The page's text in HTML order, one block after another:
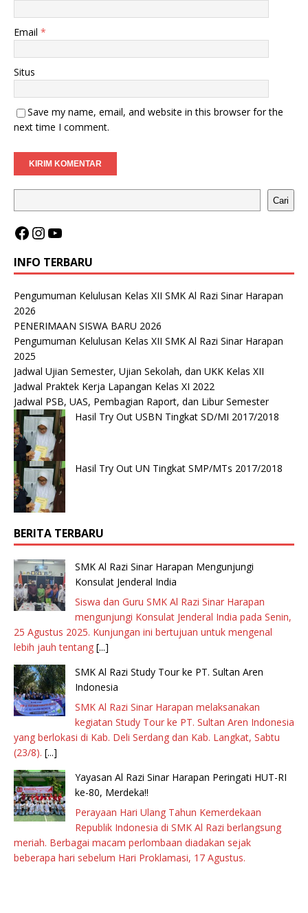
Email *
Situs
Save my name, email, and website in this browser for the
next time I comment.
Cari
INFO TERBARU
Pengumuman Kelulusan Kelas XII SMK Al Razi Sinar Harapan
2026
PENERIMAAN SISWA BARU 2026
Pengumuman Kelulusan Kelas XII SMK Al Razi Sinar Harapan
2025
Jadwal Ujian Semester, Ujian Sekolah, dan UKK Kelas XII
Jadwal Praktek Kerja Lapangan Kelas XI 2022
Jadwal PSB, UAS, Pembagian Raport, dan Libur Semester
Hasil Try Out USBN Tingkat SD/MI 2017/2018
Hasil Try Out UN Tingkat SMP/MTs 2017/2018
BERITA TERBARU
SMK Al Razi Sinar Harapan Mengunjungi
Konsulat Jenderal India
Siswa dan Guru SMK Al Razi Sinar Harapan
mengunjungi Konsulat Jenderal India pada Senin,
25 Agustus 2025. Kunjungan ini bertujuan untuk mengenal
lebih jauh tentang [...]
SMK Al Razi Study Tour ke PT. Sultan Aren
Indonesia
SMK Al Razi Sinar Harapan melaksanakan
kegiatan Study Tour ke PT. Sultan Aren Indonesia
yang berlokasi di Kab. Deli Serdang dan Kab. Langkat, Sabtu
(23/8). [...]
Yayasan Al Razi Sinar Harapan Peringati HUT-RI
ke-80, Merdeka!!
Perayaan Hari Ulang Tahun Kemerdekaan
Republik Indonesia di SMK Al Razi berlangsung
meriah. Berbagai macam perlombaan diadakan sejak
beberapa hari sebelum Hari Proklamasi, 17 Agustus.